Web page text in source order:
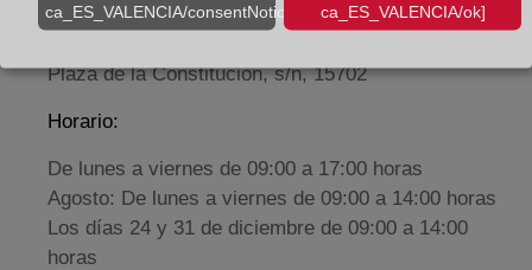
Adreça:
Plaza de la Constitución, s/n, 15702
Horario:
De lunes a viernes de 09:00 a 17:00 horas
Agosto: De lunes a viernes de 09:00 a 14:00 horas
Los días 24 y 31 de diciembre de 09:00 a 14:00
horas
ca_ES_VALENCIA/consentNotice/learnMore]ca_ES_VALENCIA/ok]